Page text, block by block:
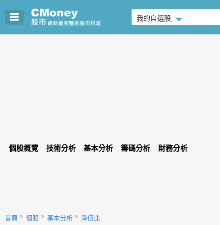
我的自選股
個股概覽 技術分析 基本分析 籌碼分析 財務分析
首頁 個股 基本分析 淨值比